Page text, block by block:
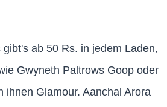
ab 50 Rs. in jedem Laden,
Gwyneth Paltrows Goop oder
ihnen Glamour. Aanchal Arora